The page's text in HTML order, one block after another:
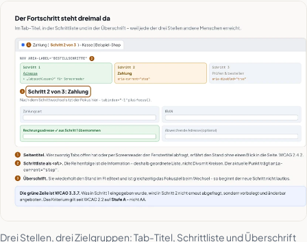
Drei Stellen, drei Zielgruppen: Tab-Titel, Schrittliste und Überschrift